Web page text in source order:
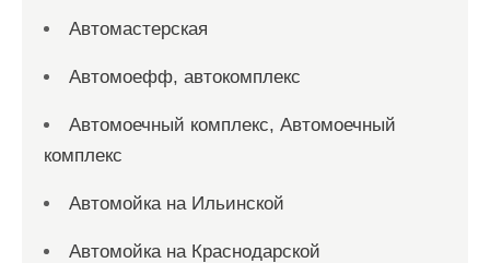
Автомастерская
Автомоефф, автокомплекс
Автомоечный комплекс, Автомоечный
комплекс
Автомойка на Ильинской
Автомойка на Краснодарской